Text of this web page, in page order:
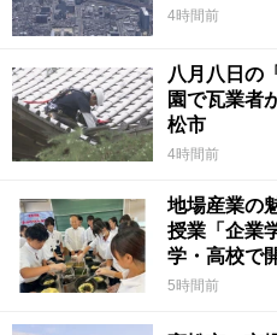
4時間前
八月八日の
園で瓦業者
松市
4時間前
地場産業の
授業「企業
学・高校で
5時間前